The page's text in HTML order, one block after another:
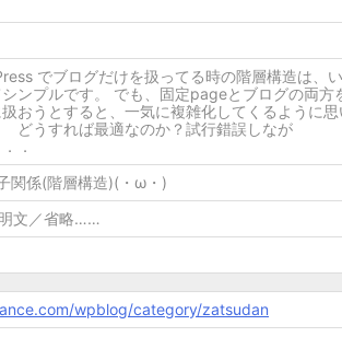
でブログだけを扱ってる時の階層構造は、い
ンプルです。 でも、固定pageとブログの両方
おうとすると、一気に複雑化してくるように思
どうすれば最適なのか？試行錯誤しなが
．
関係(階層構造)(・ω・)
文／省略……
wpblog/category/zatsudan